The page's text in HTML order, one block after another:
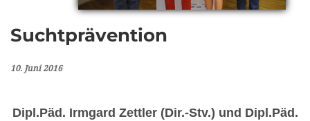
Suchtprävention
10. Juni 2016
Dipl.Päd. Irmgard Zettler (Dir.-Stv.) und Dipl.Päd.